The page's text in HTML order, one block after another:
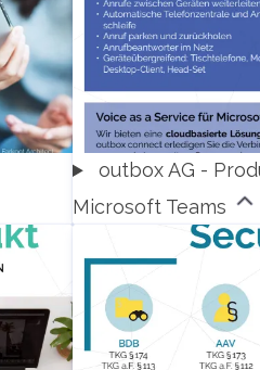
outbox AG -
Microsoft Teams